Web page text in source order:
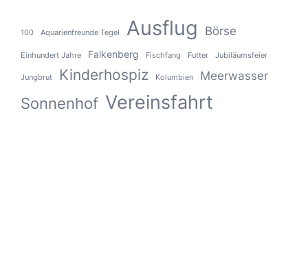
100 Aquarienfreunde Tegel Ausflug Börse
Einhundert Jahre Falkenberg Fischfang Futter Jubiläumsfeier
Jungbrut Kinderhospiz Kolumbien Meerwasser
Sonnenhof Vereinsfahrt